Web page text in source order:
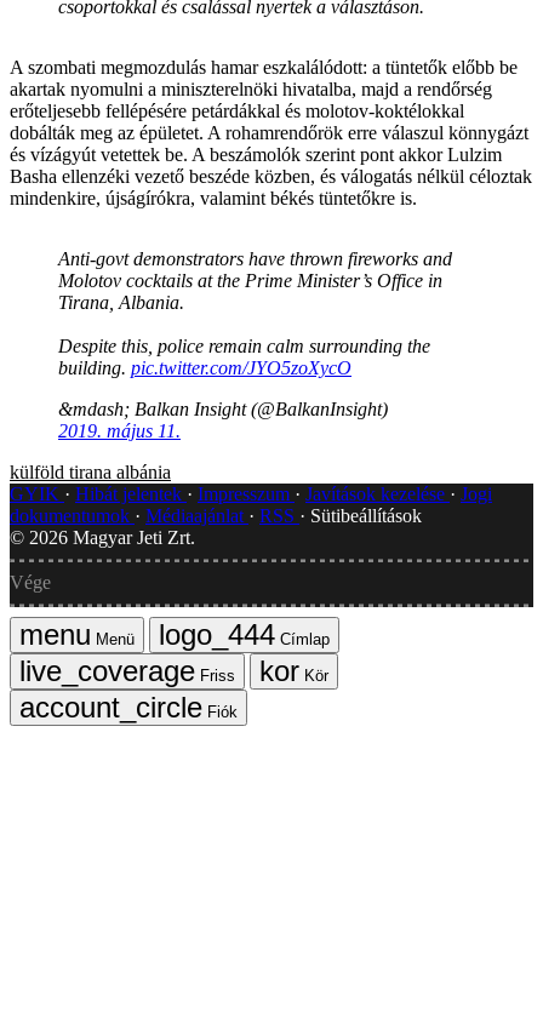
csoportokkal és csalással nyertek a választáson.
A szombati megmozdulás hamar eszkalálódott: a tüntetők előbb be
akartak nyomulni a miniszterelnöki hivatalba, majd a rendőrség
erőteljesebb fellépésére petárdákkal és molotov-koktélokkal
dobálták meg az épületet. A rohamrendőrök erre válaszul könnygázt
és vízágyút vetettek be. A beszámolók szerint pont akkor Lulzim
Basha ellenzéki vezető beszéde közben, és válogatás nélkül céloztak
mindenkire, újságírókra, valamint békés tüntetőkre is.
Anti-govt demonstrators have thrown fireworks and
Molotov cocktails at the Prime Minister’s Office in
Tirana, Albania.
Despite this, police remain calm surrounding the
building. pic.twitter.com/JYO5zoXycO
&mdash; Balkan Insight (@BalkanInsight)
2019. május 11.
külföld tirana albánia
GYIK
Hibát jelentek Impresszum Javítások kezelése
Jogi
dokumentumok
Médiaajánlat RSS
Sütibeállítások
© 2026 Magyar Jeti Zrt.
Vége
Menü
Címlap
Friss
Kör
Fiók